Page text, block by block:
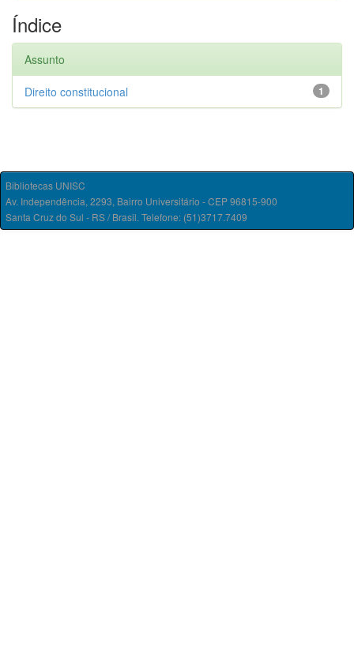
Índice
Assunto
1
Direito constitucional
Bibliotecas UNISC
Av. Independência, 2293, Bairro Universitário - CEP 96815-900
Santa Cruz do Sul - RS / Brasil. Telefone: (51)3717.7409